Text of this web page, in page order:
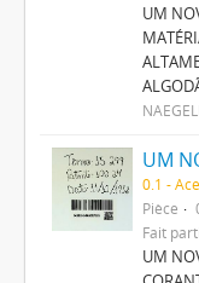
UM
0.1 -
Pièce
Fait
UM